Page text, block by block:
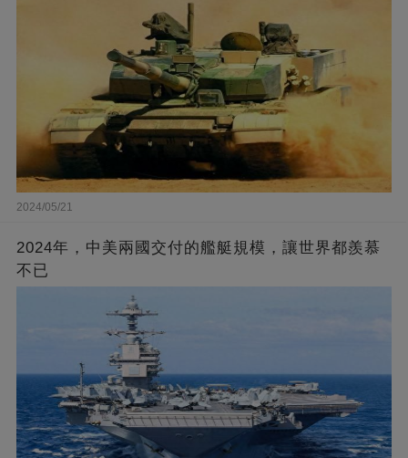
2024/05/21
2024年，中美兩國交付的艦艇規模，讓世界都羨慕
不已